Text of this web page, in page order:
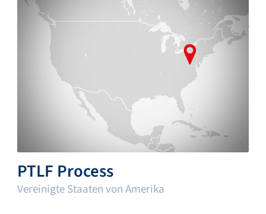
PTLF Process
Vereinigte Staaten von Amerika